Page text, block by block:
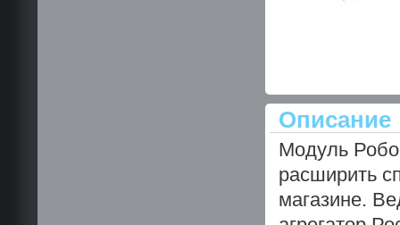
Описание
Модуль
расширить
магазине.